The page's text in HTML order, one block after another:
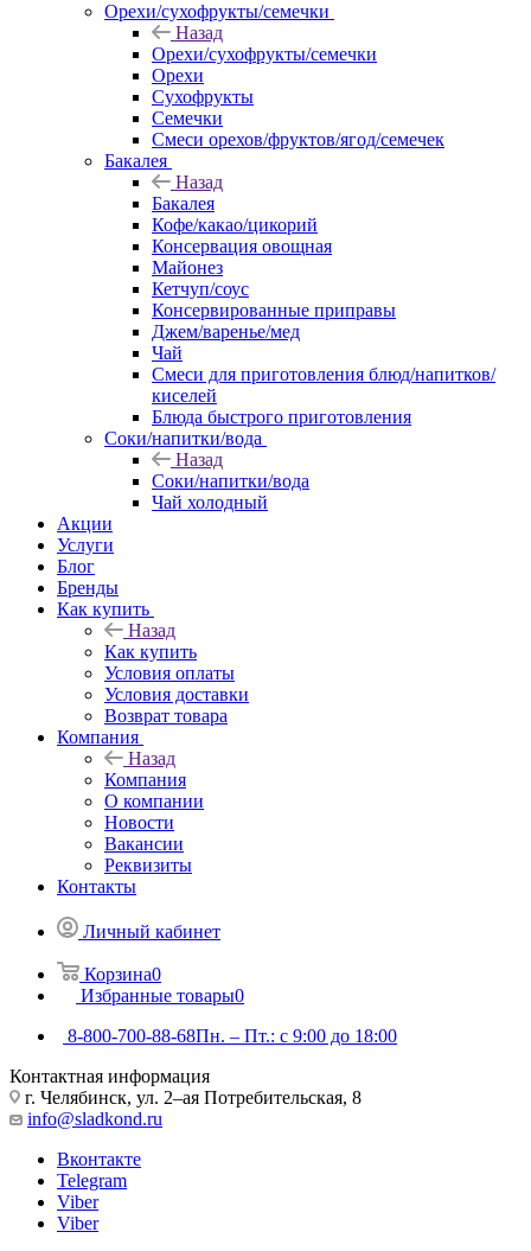
Орехи/сухофрукты/семечки
Назад
Орехи/сухофрукты/семечки
Орехи
Сухофрукты
Семечки
Смеси орехов/фруктов/ягод/семечек
Бакалея
Назад
Бакалея
Кофе/какао/цикорий
Консервация овощная
Майонез
Кетчуп/соус
Консервированные приправы
Джем/варенье/мед
Чай
Смеси для приготовления блюд/напитков/
киселей
Блюда быстрого приготовления
Соки/напитки/вода
Назад
Соки/напитки/вода
Чай холодный
Акции
Услуги
Блог
Бренды
Как купить
Назад
Как купить
Условия оплаты
Условия доставки
Возврат товара
Компания
Назад
Компания
О компании
Новости
Вакансии
Реквизиты
Контакты
Личный кабинет
Корзина0
Избранные товары0
8-800-700-88-68Пн. – Пт.: с 9:00 до 18:00
Контактная информация
г. Челябинск, ул. 2–ая Потребительская, 8
info@sladkond.ru
Вконтакте
Telegram
Viber
Viber